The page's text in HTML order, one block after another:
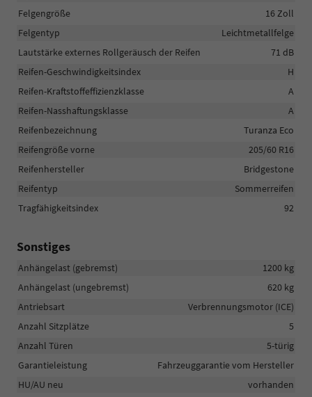
Felgengröße
16 Zoll
Felgentyp
Leichtmetallfelge
Lautstärke externes Rollgeräusch der Reifen
71 dB
Reifen-Geschwindigkeitsindex
H
Reifen-Kraftstoffeffizienzklasse
A
Reifen-Nasshaftungsklasse
A
Reifenbezeichnung
Turanza Eco
Reifengröße vorne
205/60 R16
Reifenhersteller
Bridgestone
Reifentyp
Sommerreifen
Tragfähigkeitsindex
92
Sonstiges
Anhängelast (gebremst)
1200 kg
Anhängelast (ungebremst)
620 kg
Antriebsart
Verbrennungsmotor (ICE)
Anzahl Sitzplätze
5
Anzahl Türen
5-türig
Garantieleistung
Fahrzeuggarantie vom Hersteller
HU/AU neu
vorhanden